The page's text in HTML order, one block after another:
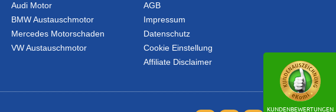
Audi Motor
BMW Austauschmotor
Mercedes Motorschaden
VW Austauschmotor
AGB
Impressum
Datenschutz
Cookie Einstellung
Affiliate Disclaimer
KUNDENBEWERTUNGEN